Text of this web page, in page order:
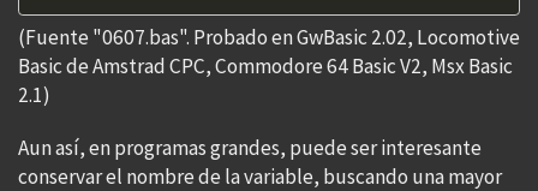
(Fuente "0607.bas". Probado en GwBasic 2.02, Locomotive
Basic de Amstrad CPC, Commodore 64 Basic V2, Msx Basic
2.1)
Aun así, en programas grandes, puede ser interesante
conservar el nombre de la variable, buscando una mayor